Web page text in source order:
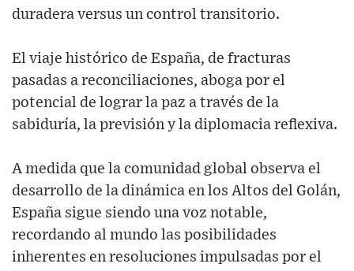
duradera versus un control transitorio.
El viaje histórico de España, de fracturas
pasadas a reconciliaciones, aboga por el
potencial de lograr la paz a través de la
sabiduría, la previsión y la diplomacia reflexiva.
A medida que la comunidad global observa el
desarrollo de la dinámica en los Altos del Golán,
España sigue siendo una voz notable,
recordando al mundo las posibilidades
inherentes en resoluciones impulsadas por el